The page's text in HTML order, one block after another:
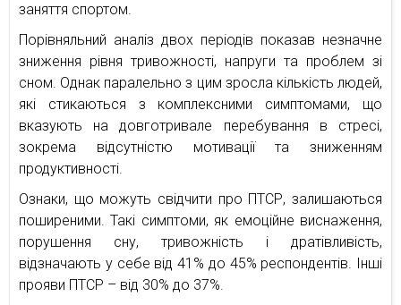
заняття спортом.
Порівняльний аналіз двох періодів показав незначне
зниження рівня тривожності, напруги та проблем зі
сном. Однак паралельно з цим зросла кількість людей,
які стикаються з комплексними симптомами, що
вказують на довготривале перебування в стресі,
зокрема відсутністю мотивації та зниженням
продуктивності.
Ознаки, що можуть свідчити про ПТСР, залишаються
поширеними. Такі симптоми, як емоційне виснаження,
порушення сну, тривожність і дратівливість,
відзначають у себе від 41% до 45% респондентів. Інші
прояви ПТСР – від 30% до 37%.